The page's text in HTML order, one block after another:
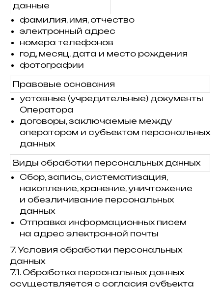
данные
фамилия, имя, отчество
электронный адрес
номера телефонов
год, месяц, дата и место рождения
фотографии
Правовые основания
уставные (учредительные) документы
Оператора
договоры, заключаемые между
оператором и субъектом персональных
данных
Виды обработки персональных данных
Сбор, запись, систематизация,
накопление, хранение, уничтожение
и обезличивание персональных
данных
Отправка информационных писем
на адрес электронной почты
7. Условия обработки персональных
данных
7.1. Обработка персональных данных
осуществляется с согласия субъекта